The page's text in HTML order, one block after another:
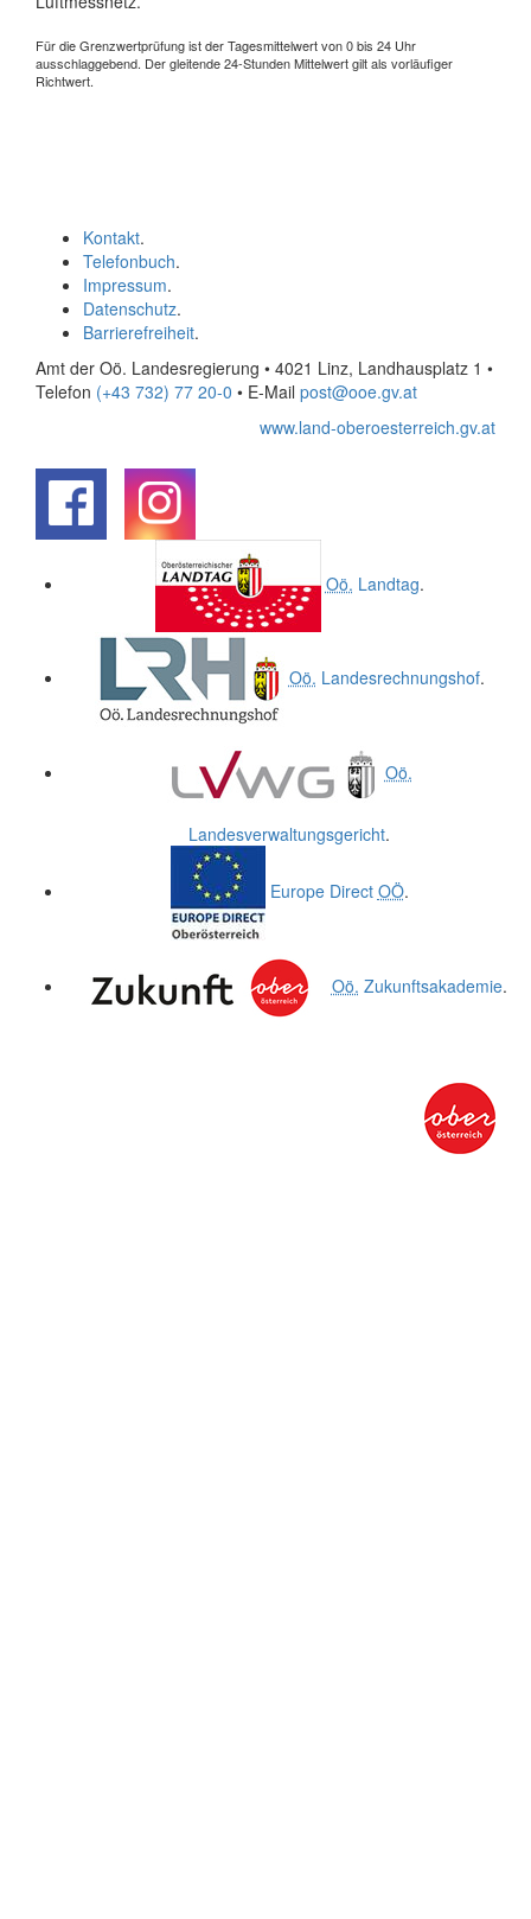
Für die Grenzwertprüfung ist der Tagesmittelwert von 0 bis 24 Uhr
ausschlaggebend. Der gleitende 24-Stunden Mittelwert gilt als vorläufiger
Richtwert.
Kontakt.
Telefonbuch.
Impressum.
Datenschutz.
Barrierefreiheit.
Amt der Oö. Landesregierung • 4021 Linz, Landhausplatz 1 •
Telefon (+43 732) 77 20-0 • E-Mail post@ooe.gv.at
www.land-oberoesterreich.gv.at
Oö. Landtag.
Oö. Landesrechnungshof.
Oö.
Landesverwaltungsgericht.
Europe Direct OÖ.
Oö. Zukunftsakademie.